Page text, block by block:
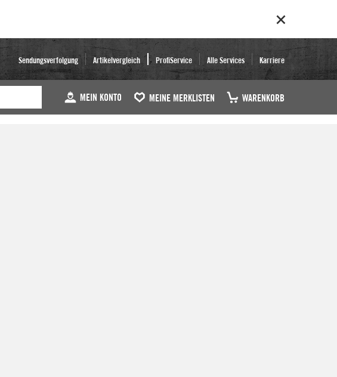
Sendungsverfolgung Artikelvergleich ProfiService Alle Services Karriere
MEIN KONTO MEINE MERKLISTEN WARENKORB